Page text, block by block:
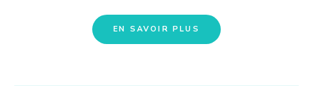
EN SAVOIR PLUS